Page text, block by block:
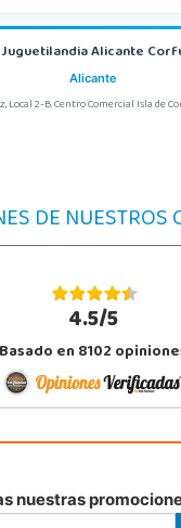
Juguetilandia Alicante
Alicante
Local 2-B. Centro Comercial Isla de
Juguetilandia Armilla
Granada
Juguetilandia Córdoba
DE NUESTROS
4.5/5
Basado en 8102
nuestras